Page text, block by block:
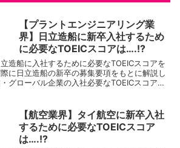
【プラントエンジニアリング業
界】日立造船に新卒入社するため
に必要なTOEICスコアは….!?
造船に入社するために必要なTOEICスコアを
に日立造船の新卒の募集要項をもとに解説し
グローバル企業の入社必要なTOEICスコアを
【航空業界】タイ航空に新卒入社
するために必要なTOEICスコア
は….!?